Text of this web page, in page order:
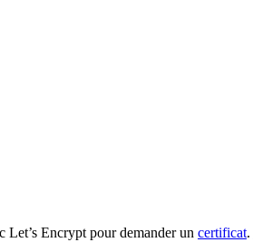
Let’s Encrypt pour demander un certificat.